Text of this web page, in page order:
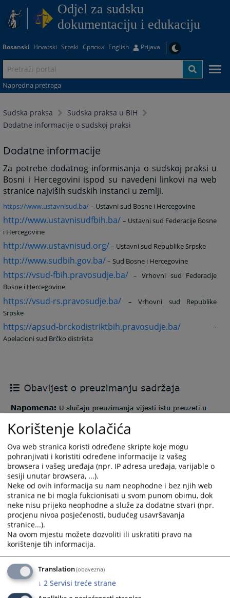
Odjel za sudsku
dokumentaciju i edukaciju
Bosanski Hrvatski Srpski Српски English Prijava
Napredna pretraga
Sudska praksa
Sudska praksa u BiH
Dodatne informacije o sudskoj praksi
Dodatne informacije
Za potrebe dodatnog informisanja o sudskoj praksi u
Bosni i Hercegovini ispod su navedeni linkovi na web
stranice najviših sudskih instanci u zemlji.
https://www.ustavnisud.ba/– Ustavni sud Bosne i Hercegovine
http://www.ustavnisudfbih.ba/ – Ustavni sud Federacije Bosne
i Hercegovine
http://www.ustavnisud.org/– Ustavni sud Republike Srpske
http://www.sudbih.gov.ba/– Sud Bosne i Hercegovine
https://vsud-fbih.pravosudje.ba/ – Vrhovni sud Federacije
Bosne i Hercegovine
https://vsud-rs.pravosudje.ba/
– Vrhovni sud Republike
Srpske
https://apsud-brckodistriktbih.pravosudje.ba/ –
Apelacioni sud Brčko distrikta
5172PREGLEDA
Korištenje kolačića
Ova web stranica koristi određene skripte koje mogu
pohranjivati i koristiti određene informacije iz vašeg
browsera i vašeg uređaja (npr. IP adresa uređaja, varijable o
sesiji unutar browsera, ...).
Neke od ovih informacija su nam neophodne i bez njih web
stranica ne bi mogla fukcionisati u svom punom obimu, dok
neke nisu prijeko neophodne a služe za dodatne stvari (npr.
procjenu nivoa posjećenosti, budućeg usavršavanja
stranice...).
Na ovom mjestu možete dozvoliti ili uskratiti pravo na
korištenje tih informacija.
Translation(obavezna)
↓ 2 Servisi treće strane